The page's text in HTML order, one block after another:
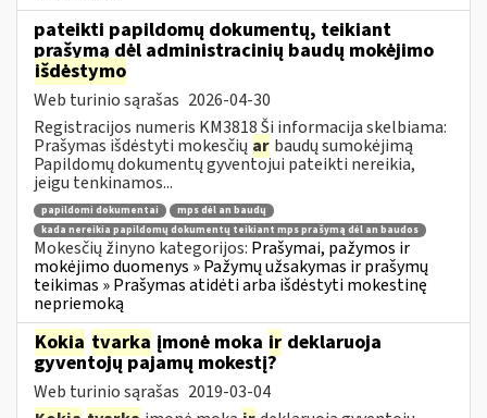
pateikti papildomų dokumentų, teikiant
prašymą dėl administracinių baudų mokėjimo
išdėstymo
Web turinio sąrašas 2026-04-30
Registracijos numeris KM3818 Ši informacija skelbiama:
Prašymas išdėstyti mokesčių ar baudų sumokėjimą
Papildomų dokumentų gyventojui pateikti nereikia,
jeigu tenkinamos...
papildomi dokumentai
mps dėl an baudų
kada nereikia papildomų dokumentų teikiant mps prašymą dėl an baudos
Mokesčių žinyno kategorijos: Prašymai, pažymos ir
mokėjimo duomenys » Pažymų užsakymas ir prašymų
teikimas » Prašymas atidėti arba išdėstyti mokestinę
nepriemoką
Kokia tvarka įmonė moka ir deklaruoja
gyventojų pajamų mokestį?
Web turinio sąrašas 2019-03-04